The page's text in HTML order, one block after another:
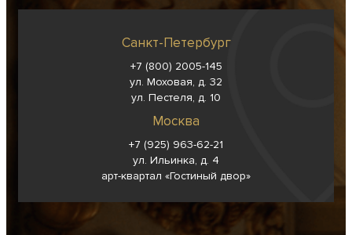
Санкт-Петербург
+7 (800) 2005-145
ул. Моховая, д. 32
ул. Пестеля, д. 10
Москва
+7 (925) 963-62-21
ул. Ильинка, д. 4
арт-квартал «Гостиный двор»